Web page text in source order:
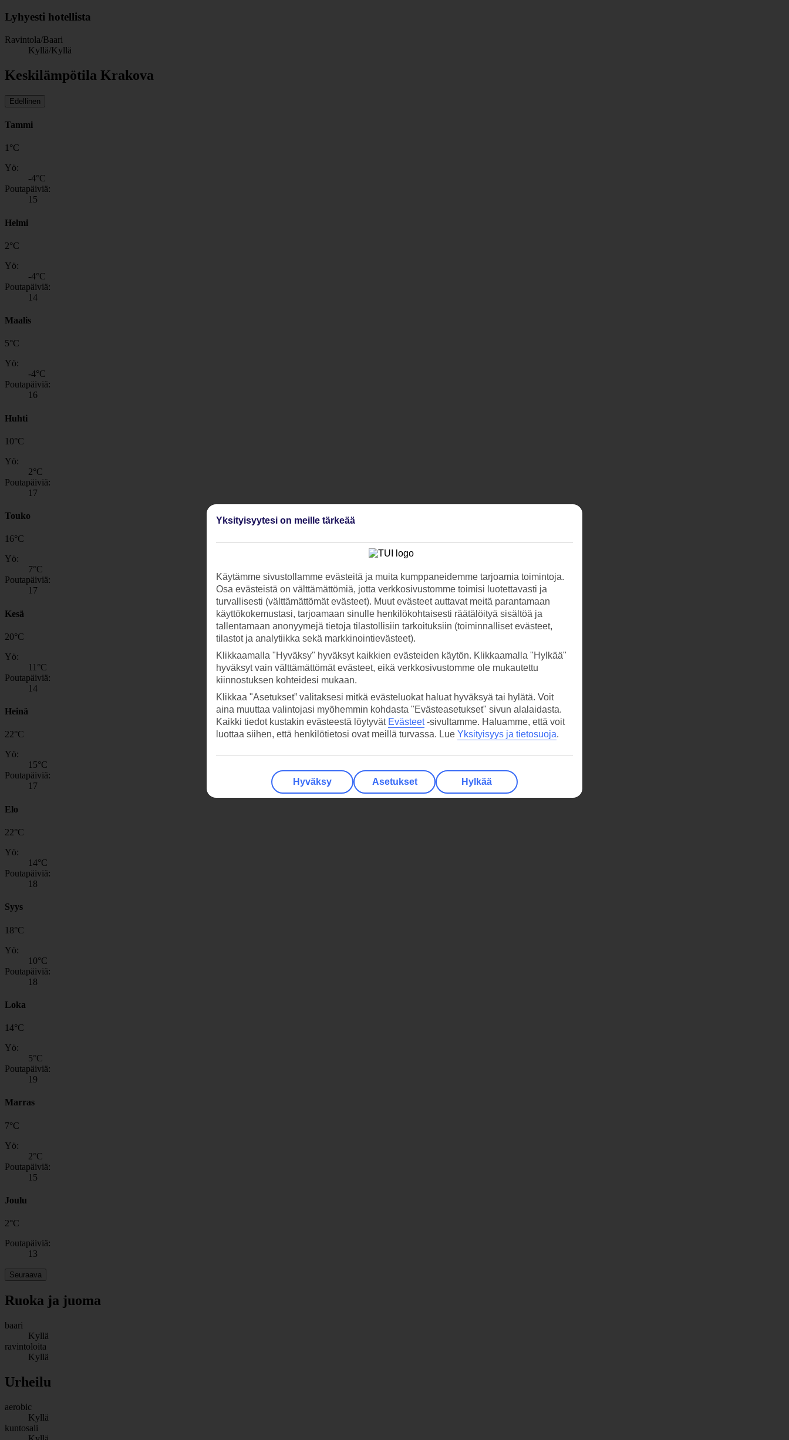
Lyhyesti hotellista
Ravintola/Baari
Kyllä/Kyllä
Keskilämpötila Krakova
Edellinen
Tammi
1 °C
Yö:
-4°C
Poutapäiviä:
15
Helmi
2°C
Yö:
-4°C
Poutapäiviä:
14
Maalis
5°C
Yö:
-4°C
Poutapäiviä:
16
Huhti
10°C
Yö:
2°C
Poutapäiviä:
17
Touko
16°C
Yö:
7°C
Poutapäiviä:
17
Kesä
20°C
Yö:
11 °C
Poutapäiviä:
14
Heinä
22°C
Yö:
15°C
Poutapäiviä:
17
Elo
22°C
Yö:
14°C
Poutapäiviä:
18
Syys
18°C
Yö:
10°C
Poutapäiviä:
18
Loka
14°C
Yö:
5°C
Poutapäiviä:
19
Marras
7°C
Yö:
2°C
Poutapäiviä:
15
Joulu
2°C
Poutapäiviä:
13
Seuraava
Ruoka ja juoma
baari
Kyllä
ravintoloita
Kyllä
Urheilu
aerobic
Kyllä
kuntosali
Yksityisyytesi on meille tärkeää
Käytämme sivustollamme evästeitä ja muita kumppaneidemme tarjoamia toimintoja.
Osa evästeistä on välttämättömiä, jotta verkkosivustomme toimisi luotettavasti ja
turvallisesti (välttämättömät evästeet). Muut evästeet auttavat meitä parantamaan
käyttökokemustasi, tarjoamaan sinulle henkilökohtaisesti räätälöityä sisältöä ja
tallentamaan anonyymejä tietoja tilastollisiin tarkoituksiin (toiminnalliset evästeet,
tilastot ja analytiikka sekä markkinointievästeet).
Klikkaamalla "Hyväksy" hyväksyt kaikkien evästeiden käytön. Klikkaamalla "Hylkää"
hyväksyt vain välttämättömät evästeet, eikä verkkosivustomme ole mukautettu
kiinnostuksen kohteidesi mukaan.
Klikkaa "Asetukset” valitaksesi mitkä evästeluokat haluat hyväksyä tai hylätä. Voit
aina muuttaa valintojasi myöhemmin kohdasta "Evästeasetukset" sivun alalaidasta.
Kaikki tiedot kustakin evästeestä löytyvät Evästeet-sivultamme. Haluamme, että voit
luottaa siihen, että henkilötietosi ovat meillä turvassa. Lue Yksityisyys ja tietosuoja.
Hyväksy Asetukset Hylkää